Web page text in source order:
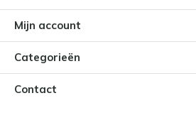
Mijn account
Categorieën
Contact